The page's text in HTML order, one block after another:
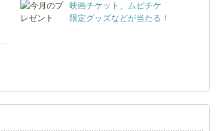
映画チケット、ムビチケ
限定グッズなどが当たる！